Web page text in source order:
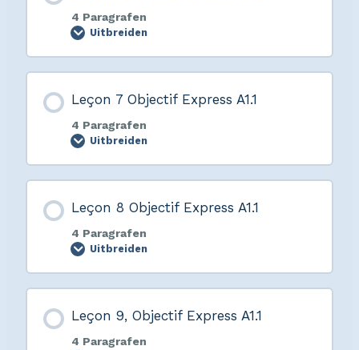
4 Paragrafen
Uitbreiden
Leçon 7 Objectif Express A1.1
4 Paragrafen
Uitbreiden
Leçon 8 Objectif Express A1.1
4 Paragrafen
Uitbreiden
Leçon 9, Objectif Express A1.1
4 Paragrafen